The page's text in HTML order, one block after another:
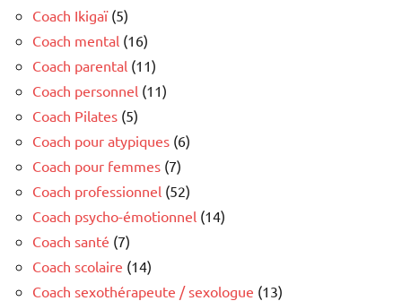
Coach Ikigaï(5)
Coach mental (16)
Coach parental (11)
Coach personnel (11)
Coach Pilates (5)
Coach pour atypiques (6)
Coach pour femmes (7)
Coach professionnel (52)
Coach psycho-émotionnel (14)
Coach santé (7)
Coach scolaire (14)
Coach sexothérapeute / sexologue (13)